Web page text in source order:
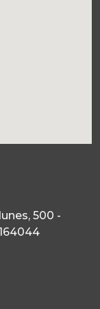
500 -